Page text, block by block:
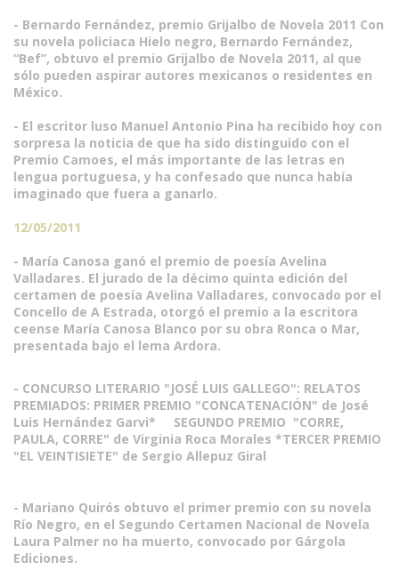
- Bernardo Fernández, premio Grijalbo de Novela 2011 Con
su novela policiaca Hielo negro, Bernardo Fernández,
“Bef”, obtuvo el premio Grijalbo de Novela 2011, al que
sólo pueden aspirar autores mexicanos o residentes en
México.
- El escritor luso Manuel Antonio Pina ha recibido hoy con
sorpresa la noticia de que ha sido distinguido con el
Premio Camoes, el más importante de las letras en
lengua portuguesa, y ha confesado que nunca había
imaginado que fuera a ganarlo.
12/05/2011
- María Canosa ganó el premio de poesía Avelina
Valladares. El jurado de la décimo quinta edición del
certamen de poesía Avelina Valladares, convocado por el
Concello de A Estrada, otorgó el premio a la escritora
ceense María Canosa Blanco por su obra Ronca o Mar,
presentada bajo el lema Ardora.
- CONCURSO LITERARIO "JOSÉ LUIS GALLEGO": RELATOS
PREMIADOS: PRIMER PREMIO "CONCATENACIÓN" de José
Luis Hernández Garvi* SEGUNDO PREMIO "CORRE,
PAULA, CORRE" de Virginia Roca Morales *TERCER PREMIO
"EL VEINTISIETE" de Sergio Allepuz Giral
- Mariano Quirós obtuvo el primer premio con su novela
Río Negro, en el Segundo Certamen Nacional de Novela
Laura Palmer no ha muerto, convocado por Gárgola
Ediciones.